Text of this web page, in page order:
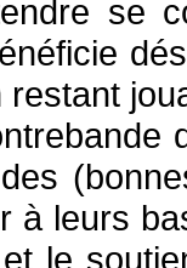
se
à leurs
le